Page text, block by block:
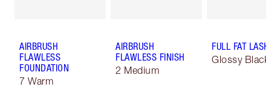
AIRBRUSH
FLAWLESS
FOUNDATION
7 Warm
AIRBRUSH
FLAWLESS FINISH
2 Medium
FULL FAT
Glossy Black